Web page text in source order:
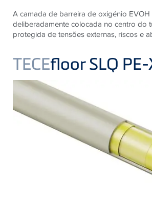
A camada de barreira de oxigénio EVOH
deliberadamente colocada no centro do
protegida de tensões externas, riscos e
TECEfloor SLQ